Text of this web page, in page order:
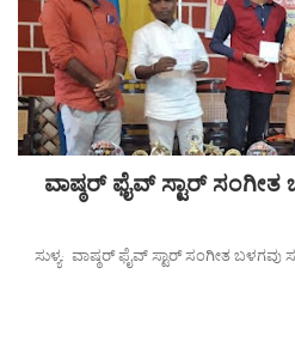
ವಾಷ್ಠರ್ ಫೈವ್ ಸ್ಟಾರ್
ಸುಳ್ಯ: ವಾಷ್ಠರ್ ಫೈವ್ ಸ್ಟಾರ್ ಸಂಗೀತ ಬಳಗವು